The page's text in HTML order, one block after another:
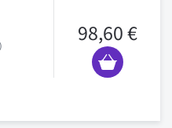
98,60 €